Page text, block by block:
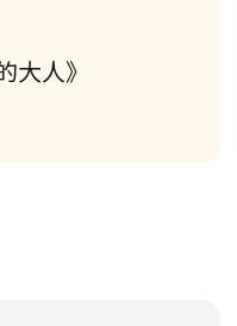
大人》